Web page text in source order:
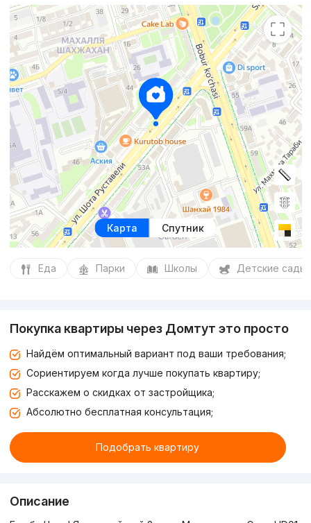
Карта Спутник
Еда Парки Школы Детские сады
Покупка квартиры через Домтут это просто
Найдём оптимальный вариант под ваши требования;
Сориентируем когда лучше покупать квартиру;
Расскажем о скидках от застройщика;
Абсолютно бесплатная консультация;
Подобрать квартиру
Описание